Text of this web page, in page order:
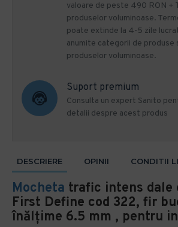
valoare de peste 490 RON +
produselor voluminoase.
poate extinde la 4-5 zile
anumite categorii de produse
produselor voluminoase.
Suport premium
Consulta un expert Sanito
detalii despre acest produs
DESCRIERE OPINII CONDITII
Mocheta trafic intens dale
First Define cod 322, fir
înălțime 6.5 mm , pentru